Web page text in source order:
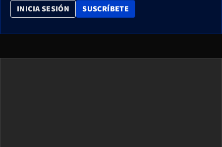
INICIA SESIÓN SUSCRÍBETE
OPENS IN NEW WINDOW